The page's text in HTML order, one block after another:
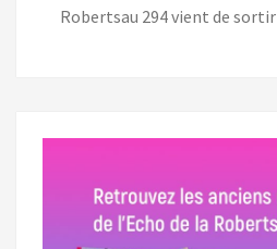
Robertsau 294 vient de sortir